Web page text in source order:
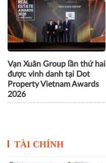
Vạn Xuân Group lần thứ hai
được vinh danh tại Dot
Property Vietnam Awards
2026
TÀI CHÍNH